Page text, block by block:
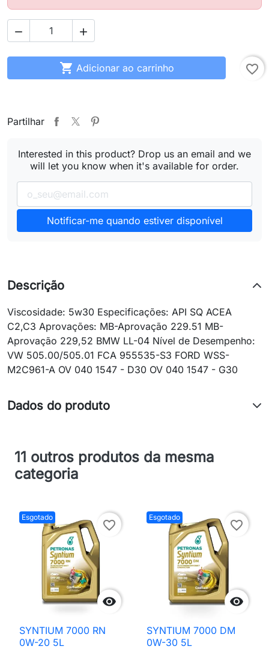
 
 Adicionar ao carrinho favorite_border
Partilhar
Interested in this product? Drop us an email and we
will let you know when it's available for order.
Notificar-me quando estiver disponível
Descrição
Viscosidade: 5w30 Especificações: API SQ ACEA
C2,C3 Aprovações: MB-Aprovação 229.51 MB-
Aprovação 229,52 BMW LL-04 Nível de Desempenho:
VW 505.00/505.01 FCA 955535-S3 FORD WSS-
M2C961-A OV 040 1547 - D30 OV 040 1547 - G30
Dados do produto
11 outros produtos da mesma
categoria
Esgotado

favorite_border
SYNTIUM 7000 RN
0W-20 5L
Esgotado

favorite_border
SYNTIUM 7000 DM
0W-30 5L